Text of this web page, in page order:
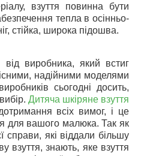
взуття повинна бути
тепла в осінньо-
стійка, широка підошва.
виробника, який встиг
надійними моделями
сьогодні досить,
Дитяча шкіряне взуття
всіх вимог, і це
для вашого малюка. Так як
справи, які віддали більшу
взуття, знають, яке взуття